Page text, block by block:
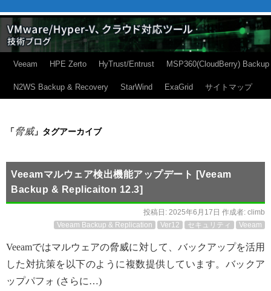
Veeam HPE Zerto HyTrust/Entrust MSP360(CloudBerry) Backup
N2WS Backup & Recovery StarWind ExaGrid サイトマップ
「脅威」タグアーカイブ
Veeamマルウェア検出機能アップデート [Veeam
Backup & Replicaiton 12.3]
投稿日: 2025年6月17日 作成者: climb
Veeam Backup & Replication
Ver12 セキュリティ Veeam
Veeamではマルウェアの脅威に対して、バックアップを活用
した対抗策を以下のように複数提供しています。バックア
ップパフォ (さらに…)